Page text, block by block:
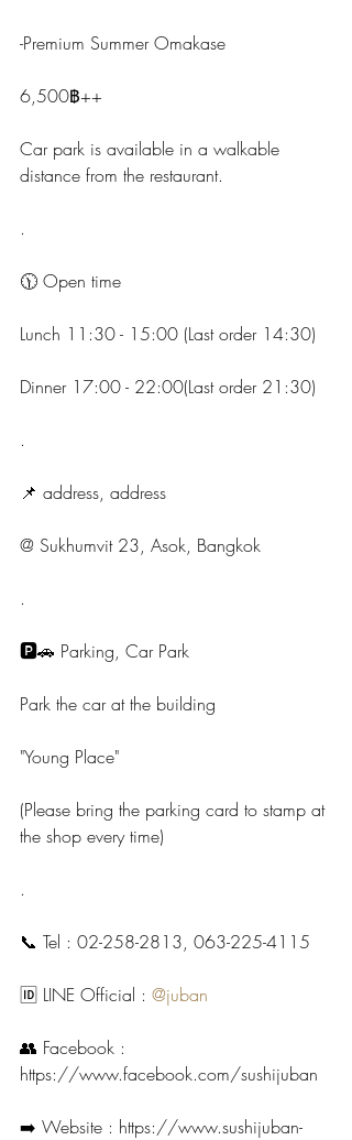
-Premium Summer Omakase
6,500฿++
Car park is available in a walkable
distance from the restaurant.
.
🕦 Open time
Lunch 11:30 - 15:00 (Last order 14:30)
Dinner 17:00 - 22:00(Last order 21:30)
.
📌 address, address
@ Sukhumvit 23, Asok, Bangkok
.
🅿️🚗 Parking, Car Park
Park the car at the building
"Young Place"
(Please bring the parking card to stamp at
the shop every time)
.
📞 Tel : 02-258-2813, 063-225-4115
🆔 LINE Official : @juban
👥 Facebook :
https://www.facebook.com/sushijuban
➡️ Website : https://www.sushijuban-